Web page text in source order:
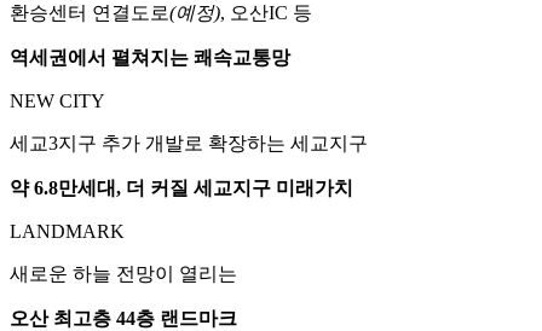
환승센터 연결도로(예정), 오산IC 등
역세권에서 펼쳐지는 쾌속교통망
NEW CITY
세교3지구 추가 개발로 확장하는 세교지구
약 6.8만세대, 더 커질 세교지구 미래가치
LANDMARK
새로운 하늘 전망이 열리는
오산 최고층 44층 랜드마크